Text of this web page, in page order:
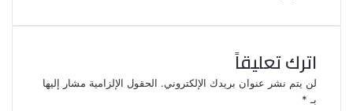
اترك تعليقاً
لن يتم نشر عنوان بريدك الإلكتروني. الحقول الإلزامية مشار إليها
بـ *